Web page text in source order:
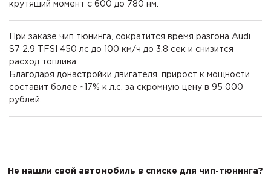
крутящий момент с 600 до 780 нм.
При заказе чип тюнинга, сократится время разгона Audi
S7 2.9 TFSI 450 лс до 100 км/ч до 3.8 сек и снизится
расход топлива.
Благодаря донастройки двигателя, прирост к мощности
составит более ~17% к л.с. за скромную цену в 95 000
рублей.
Не нашли свой автомобиль в списке для чип-тюнинга?